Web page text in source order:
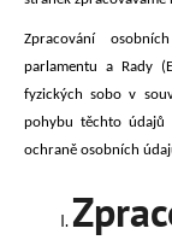
Zpracování
parlamentu a Rady
fyzických sobo v
pohybu těchto údajů
ochraně osobních
e
t
e
n
a